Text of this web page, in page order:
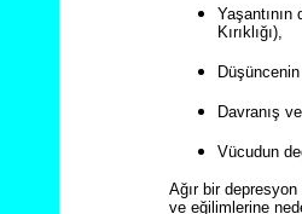
Kırıklığı),
Davranış
Vücudun
Ağır bir
ve eğilimlerine